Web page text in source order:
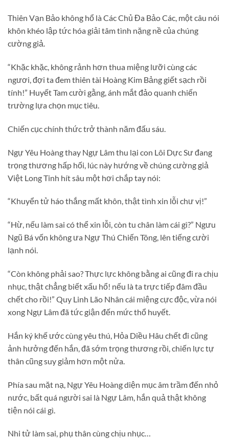
Thiên Vạn Bảo không hổ là Các Chủ Đa Bảo Các, một câu nói
khôn khéo lập tức hóa giải tâm tình nặng nề của chúng
cường giả.
“Khặc khặc, không rảnh hơn thua miệng lưỡi cùng các
ngươi, đợi ta đem thiên tài Hoàng Kim Bảng giết sạch rồi
tính!” Huyết Tam cười gằng, ánh mắt đảo quanh chiến
trường lựa chọn mục tiêu.
Chiến cục chính thức trở thành năm đấu sáu.
Ngự Yêu Hoàng thay Ngự Lâm thu lại con Lôi Dực Sư đang
trọng thương hấp hối, lúc này hướng về chúng cường giả
Việt Long Tinh hít sâu một hơi chắp tay nói:
“Khuyển tử háo thắng mất khôn, thật tình xin lỗi chư vị!”
“Hừ, nếu làm sai có thể xin lỗi, còn tu chân làm cái gì?” Ngưu
Ngũ Bá vốn không ưa Ngự Thú Chiến Tông, lên tiếng cười
lạnh nói.
“Còn không phải sao? Thực lực không bằng ai cũng đi ra chịu
nhục, thật chẳng biết xấu hổ! nếu là ta trực tiếp đâm đầu
chết cho rồi!” Quy Linh Lão Nhân cái miệng cực độc, vừa nói
xong Ngự Lâm đã tức giận đến mức thổ huyết.
Hắn ký khế ước cùng yêu thú, Hỏa Diều Hâu chết đi cũng
ảnh hưởng đến hắn, đã sớm trọng thương rồi, chiến lực tự
thân cũng suy giảm hơn một nửa.
Phía sau mặt nạ, Ngự Yêu Hoàng diện mục âm trầm đến nhỏ
nước, bất quá người sai là Ngự Lâm, hắn quả thật không
tiện nói cái gì.
Nhi tử làm sai, phụ thân cùng chịu nhục…